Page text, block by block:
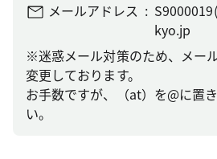
メールアドレス
kyo.jp
※迷惑メール対策のため、メー
変更しております。
お手数ですが、（at）を@に置
い。